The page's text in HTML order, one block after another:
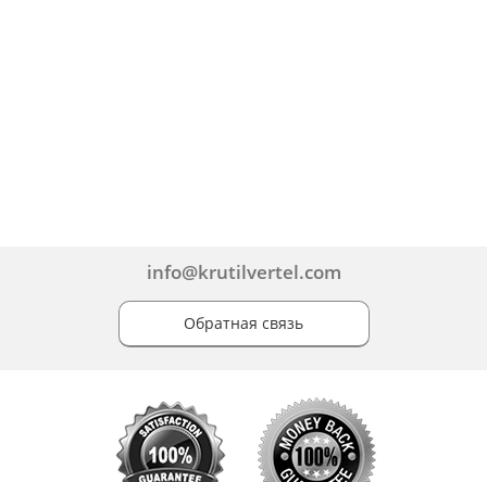
info@krutilvertel.com
Обратная связь